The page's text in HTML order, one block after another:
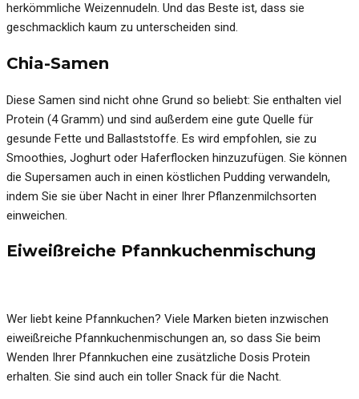
herkömmliche Weizennudeln. Und das Beste ist, dass sie
geschmacklich kaum zu unterscheiden sind.
Chia-Samen
Diese Samen sind nicht ohne Grund so beliebt: Sie enthalten viel
Protein (4 Gramm) und sind außerdem eine gute Quelle für
gesunde Fette und Ballaststoffe. Es wird empfohlen, sie zu
Smoothies, Joghurt oder Haferflocken hinzuzufügen. Sie können
die Supersamen auch in einen köstlichen Pudding verwandeln,
indem Sie sie über Nacht in einer Ihrer Pflanzenmilchsorten
einweichen.
Eiweißreiche Pfannkuchenmischung
Wer liebt keine Pfannkuchen? Viele Marken bieten inzwischen
eiweißreiche Pfannkuchenmischungen an, so dass Sie beim
Wenden Ihrer Pfannkuchen eine zusätzliche Dosis Protein
erhalten. Sie sind auch ein toller Snack für die Nacht.